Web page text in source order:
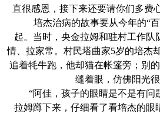
直很感恩，接下来还要请你们多
培杰治病的故事要从今年的“
起。当时，央金拉姆和驻村工作队
情、拉家常。村民塔曲家5岁的培杰
追着牦牛跑，他却猫在帐篷旁；别
缝着眼，仿佛阳光很
“阿佳，孩子的眼睛是不是有问
拉姆蹲下来，仔细看了看培杰的眼